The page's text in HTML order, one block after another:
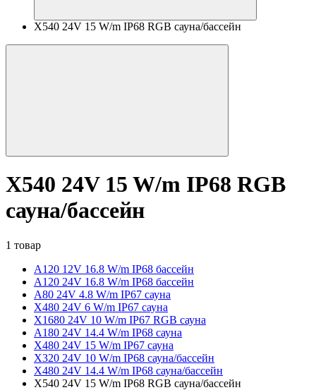
X540 24V 15 W/m IP68 RGB сауна/бассейн
X540 24V 15 W/m IP68 RGB
сауна/бассейн
1 товар
A120 12V 16.8 W/m IP68 бассейн
A120 24V 16.8 W/m IP68 бассейн
A80 24V 4.8 W/m IP67 сауна
X480 24V 6 W/m IP67 сауна
X1680 24V 10 W/m IP67 RGB сауна
A180 24V 14.4 W/m IP68 сауна
X480 24V 15 W/m IP67 сауна
X320 24V 10 W/m IP68 сауна/бассейн
X480 24V 14.4 W/m IP68 сауна/бассейн
X540 24V 15 W/m IP68 RGB сауна/бассейн